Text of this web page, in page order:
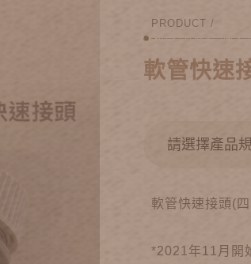
PRODUCT /
軟管快速
軟管快速接頭(
*2021年11月開